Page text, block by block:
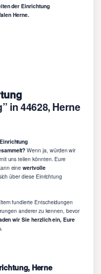
der Einrichtung
Herne.
in 44628, Herne
Wenn ja, würden wir
uns teilen könnten. Eure
einewertvolle
über diese Einrichtung
fundierte Entscheidungen
anderer zu kennen, bevor
wir Sie herzlich ein, Eure
Herne